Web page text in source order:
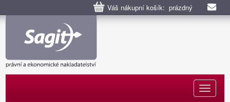
Váš nákupní košík: prázdný